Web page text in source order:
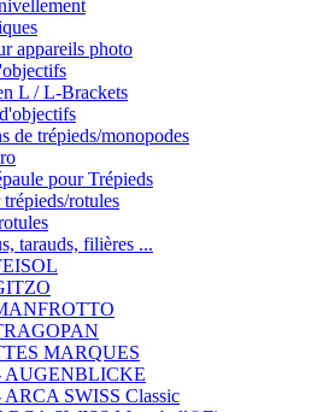
appareils photo
L / L-Brackets
de trépieds/monopodes
pour Trépieds
trépieds/rotules
tarauds, filières ...
MARQUES
AUGENBLICKE
ARCA SWISS Classic